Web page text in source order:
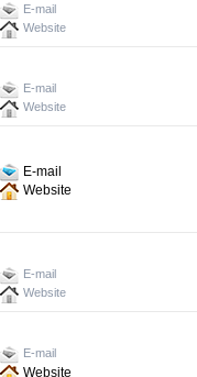
E-mail
Website
E-mail
Website
E-mail
Website
E-mail
Website
E-mail
Website